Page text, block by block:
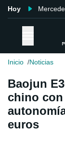
Hoy
Inicio Noticias
Baojun
chino
euros